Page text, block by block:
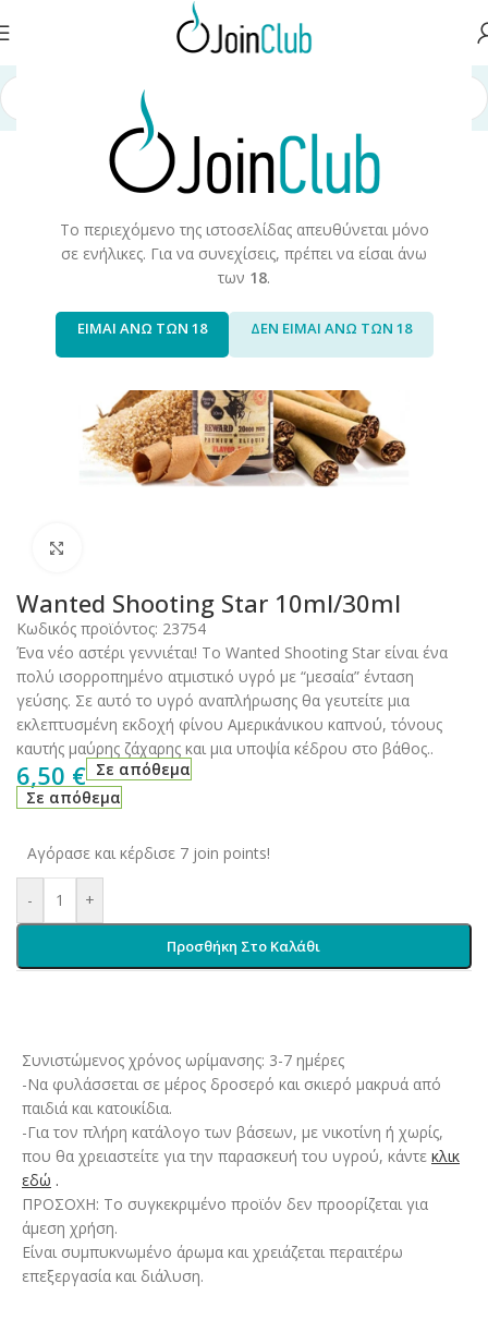
Το περιεχόμενο της ιστοσελίδας απευθύνεται μόνο
σε ενήλικες. Για να συνεχίσεις, πρέπει να είσαι άνω
των 18.
ΕΙΜΑΙ ΑΝΩ ΤΩΝ 18 ΔΕΝ ΕΙΜΑΙ ΑΝΩ ΤΩΝ 18
σελίδα Υγρά Αναπλήρωσης
Wanted Shooting Star 10ml/30ml
Κωδικός προϊόντος: 23754
Ένα νέο αστέρι γεννιέται! Το Wanted Shooting Star είναι ένα
πολύ ισορροπημένο ατμιστικό υγρό με “μεσαία” ένταση
γεύσης. Σε αυτό το υγρό αναπλήρωσης θα γευτείτε μια
εκλεπτυσμένη εκδοχή φίνου Αμερικάνικου καπνού, τόνους
καυτής μαύρης ζάχαρης και μια υποψία κέδρου στο βάθος..
6,50 € Σε απόθεμα
Σε απόθεμα
Αγόρασε και κέρδισε 7 join points!
- +
Προσθήκη Στο Καλάθι
Συνιστώμενος χρόνος ωρίμανσης: 3-7 ημέρες
-Να φυλάσσεται σε μέρος δροσερό και σκιερό μακρυά από
παιδιά και κατοικίδια.
-Για τον πλήρη κατάλογο των βάσεων, με νικοτίνη ή χωρίς,
που θα χρειαστείτε για την παρασκευή του υγρού, κάντε κλικ
εδώ .
ΠΡΟΣΟΧΗ: Το συγκεκριμένο προϊόν δεν προορίζεται για
άμεση χρήση.
Είναι συμπυκνωμένο άρωμα και χρειάζεται περαιτέρω
επεξεργασία και διάλυση.